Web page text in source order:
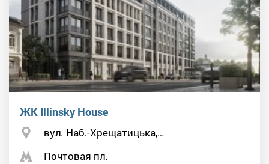
ЖК Illinsky House
вул. Наб.-Хрещатицька,…
Почтовая пл.